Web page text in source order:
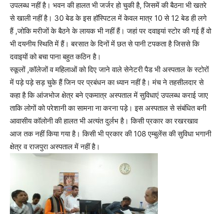
उपलब्ध नहीं है। भवन की हालत भी जर्जर हो चुकी है, जिसमें की बैठना भी खतरे
से खाली नहीं है। 30 बेड के इस हॉस्पिटल में केवल मात्र 10 से 12 बेड ही लगे
हैं ,जोकि मरीजों के बैठने के लायक भी नहीं हैं। जहां पर दवाइयां स्टोर की गई हैं वो
भी दयनीय स्थिति में हैं। बरसात के दिनों में छत से पानी टपकता है जिससे कि
दवाइयों को बचा पाना बहुत कठिन है।
स्कूलों ,कॉलेजों व महिलाओं को दिए जाने वाले सेनेटरी पैड भी अस्पताल के स्टोरों
में पड़े पड़े सड़ चुके हैं जिन पर प्रबंधन का ध्यान नहीं है। मंच ने तहसीलदार से
कहा है कि आंजभोज क्षेत्र बने एकमात्र अस्पताल में सुविधाएं उपलब्ध कराई जाए
ताकि लोगों को परेशानी का सामना ना करना पड़े। इस अस्पताल से संबंधित बनी
आवासीय कॉलोनी की हालत भी अत्यंत दुर्लभ है। किसी प्रकार का रखरखाव
आज तक नहीं किया गया है। किसी भी प्रकार की 108 एम्बुलेंस की सुविधा भगानी
क्षेत्र व राजपुरा अस्पताल में नहीं है।